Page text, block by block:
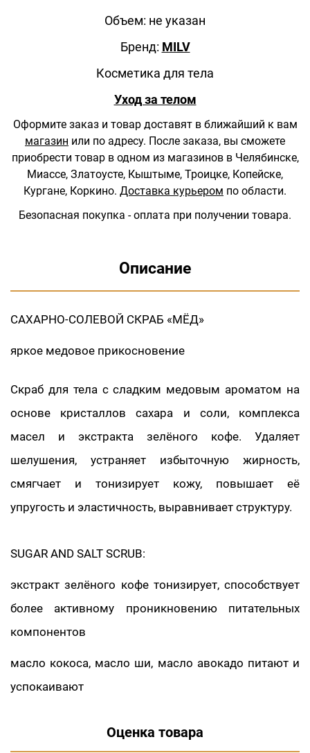
Объем: не указан
Бренд: MILV
Косметика для тела
Уход за телом
Оформите заказ и товар доставят в ближайший к вам
магазин или по адресу. После заказа, вы сможете
приобрести товар в одном из магазинов в Челябинске,
Миассе, Златоусте, Кыштыме, Троицке, Копейске,
Кургане, Коркино. Доставка курьером по области.
Безопасная покупка - оплата при получении товара.
Описание
САХАРНО-СОЛЕВОЙ СКРАБ «МЁД»
яркое медовое прикосновение
Скраб для тела с сладким медовым ароматом на
основе кристаллов сахара и соли, комплекса
масел и экстракта зелёного кофе. Удаляет
шелушения, устраняет избыточную жирность,
смягчает и тонизирует кожу, повышает её
упругость и эластичность, выравнивает структуру.
SUGAR AND SALT SCRUB:
экстракт зелёного кофе тонизирует, способствует
более активному проникновению питательных
компонентов
масло кокоса, масло ши, масло авокадо питают и
успокаивают
Оценка товара